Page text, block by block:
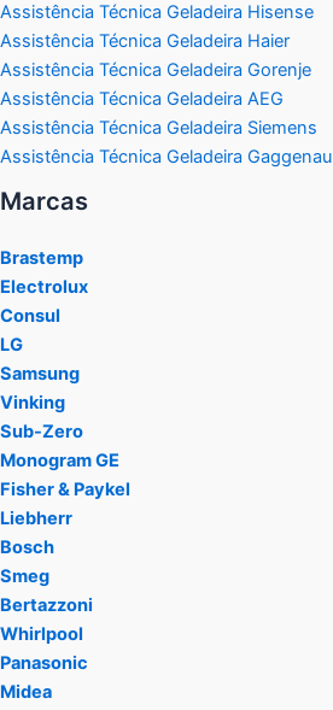
Assistência Técnica Geladeira Hisense
Assistência Técnica Geladeira Haier
Assistência Técnica Geladeira Gorenje
Assistência Técnica Geladeira AEG
Assistência Técnica Geladeira Siemens
Assistência Técnica Geladeira Gaggenau
Marcas
Brastemp
Electrolux
Consul
LG
Samsung
Vinking
Sub-Zero
Monogram GE
Fisher & Paykel
Liebherr
Bosch
Smeg
Bertazzoni
Whirlpool
Panasonic
Midea